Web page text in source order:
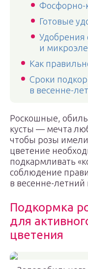
Фосфорно-
Готовые
Удобрения
и
Как
Сроки
в весенне-
Роскошные,
кусты — мечта
чтобы розы
цветение
подкармливать
соблюдение
в весенне-летний
Подкормка
для
цветения